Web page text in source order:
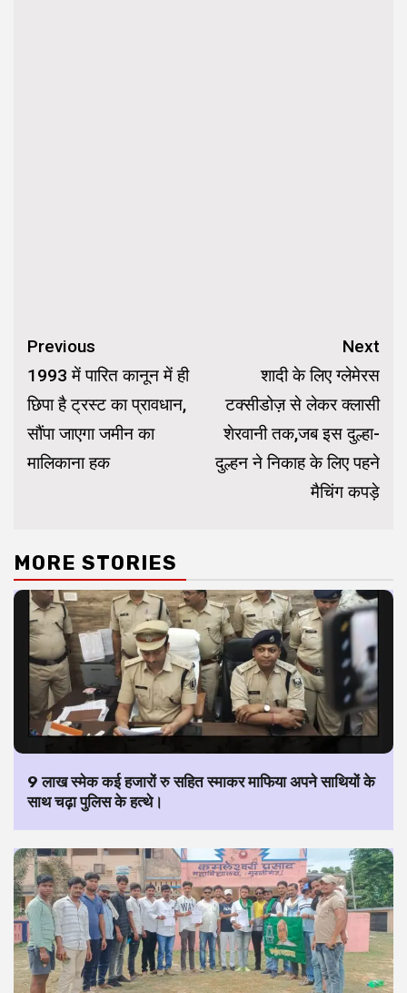
Continue
Reading
Previous
1993 में पारित कानून में ही
छिपा है ट्रस्ट का प्रावधान,
सौंपा जाएगा जमीन का
मालिकाना हक
Next
शादी के लिए ग्लेमेरस
टक्सीडोज़ से लेकर क्लासी
शेरवानी तक,जब इस दुल्हा-
दुल्हन ने निकाह के लिए पहने
मैचिंग कपड़े
MORE STORIES
9 लाख स्मेक कई हजारों रु सहित स्माकर माफिया अपने साथियों के
साथ चढ़ा पुलिस के हत्थे।